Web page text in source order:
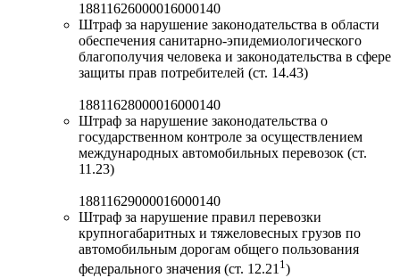
18811626000016000140
Штраф за нарушение законодательства в области
обеспечения санитарно-эпидемиологического
благополучия человека и законодательства в сфере
защиты прав потребителей (ст. 14.43)
18811628000016000140
Штраф за нарушение законодательства о
государственном контроле за осуществлением
международных автомобильных перевозок (ст.
11.23)
18811629000016000140
Штраф за нарушение правил перевозки
крупногабаритных и тяжеловесных грузов по
автомобильным дорогам общего пользования
федерального значения (ст. 12.21 1)